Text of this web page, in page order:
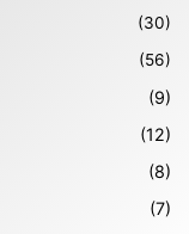
(30)
(56)
(9)
(12)
(8)
(7)